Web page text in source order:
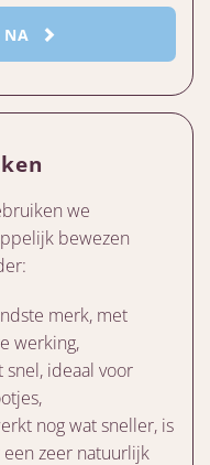
NA
we
bewezen
merk, met
werking,
snel, ideaal voor
nog wat sneller, is
een zeer natuurlijk